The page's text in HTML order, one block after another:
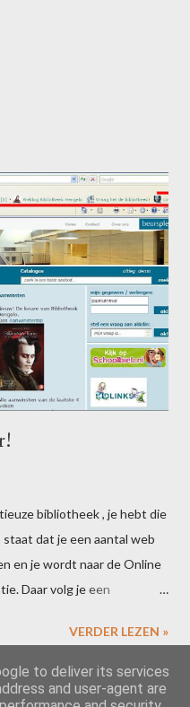
bibliotheek , je hebt die
dat je een aantal web
en je wordt naar de Online
Daar volg je een
widgets te maken. Wat doe
woensdagmiddag met
je creatieve brein de rest
VERDER LEZEN »
to deliver its services
and user-agent are